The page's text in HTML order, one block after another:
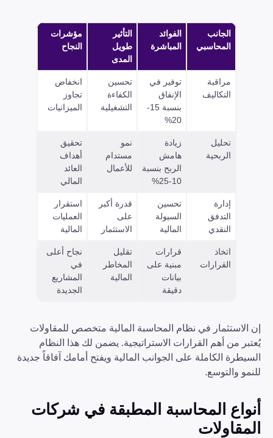
الجانب
المحاسبي
الفوائد
المباشرة
التأثير
طويل
المدى
مؤشرات
النجاح
مراقبة
التكاليف
توفير في
الإنفاق
بنسبة 15-
20%
تحسين
الكفاءة
التشغيلية
انخفاض
تجاوز
الميزانيات
تحليل
الربحية
زيادة
هامش
الربح بنسبة
10-25%
نمو
مستدام
للأعمال
تحقيق
أهداف
العائد
المالي
إدارة
التدفق
النقدي
تحسين
السيولة
المالية
قدرة أكبر
على
الاستثمار
استقرار
العمليات
المالية
اتخاذ
القرارات
قرارات
مبنية على
بيانات
دقيقة
تقليل
المخاطر
المالية
نجاح أعلى
في
المشاريع
الجديدة
إن الاستثمار في نظام المحاسبة المالية متخصص للمقاولات
يُعتبر من أهم القرارات الاستراتيجية. يضمن لك هذا النظام
السيطرة الكاملة على الجوانب المالية ويفتح أمامك آفاقاً جديدة
للنمو والتوسع.
أنواع المحاسبة المطبقة في شركات
المقاولات